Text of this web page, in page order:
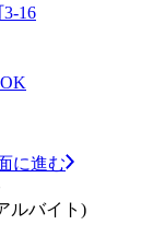
16
に進む
ルバイト)